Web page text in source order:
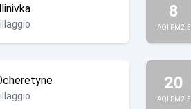
8
AQI PM2.5
20
AQI PM2.5